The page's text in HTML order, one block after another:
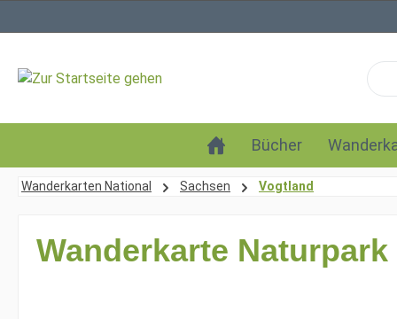
Bücher
Wanderkarten National Sachsen Vogtland
Wanderkarte